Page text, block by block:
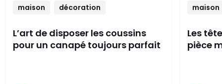
maison décoration
L’art de disposer les coussins
pour un canapé toujours parfait
maison
Les
pièce